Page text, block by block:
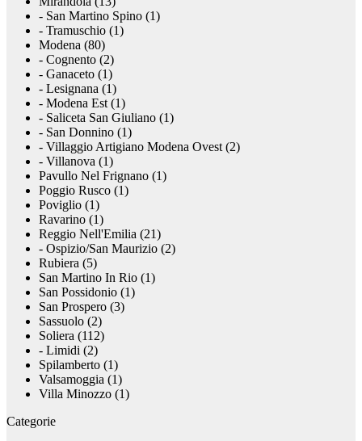
- San Martino Spino (1)
- Tramuschio (1)
Modena (80)
- Cognento (2)
- Ganaceto (1)
- Lesignana (1)
- Modena Est (1)
- Saliceta San Giuliano (1)
- San Donnino (1)
- Villaggio Artigiano Modena Ovest (2)
- Villanova (1)
Pavullo Nel Frignano (1)
Poggio Rusco (1)
Poviglio (1)
Ravarino (1)
Reggio Nell'Emilia (21)
- Ospizio/San Maurizio (2)
Rubiera (5)
San Martino In Rio (1)
San Possidonio (1)
San Prospero (3)
Sassuolo (2)
Soliera (112)
- Limidi (2)
Spilamberto (1)
Valsamoggia (1)
Villa Minozzo (1)
Categorie